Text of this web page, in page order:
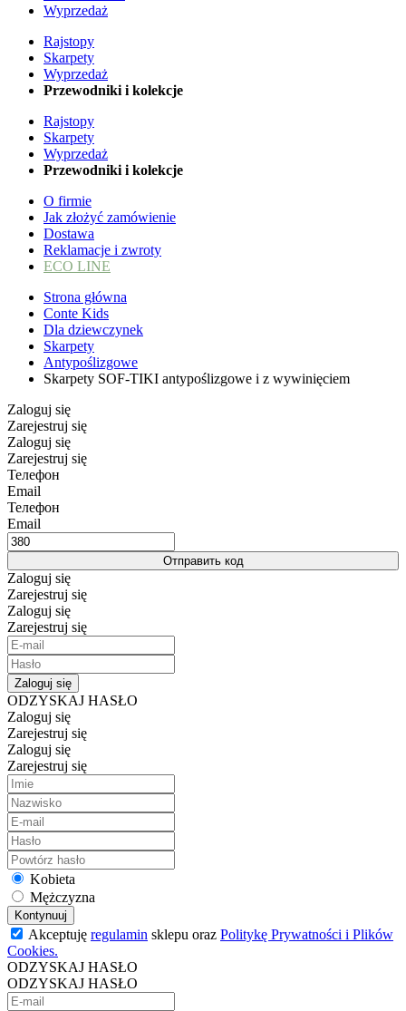
Wyprzedaż
Rajstopy
Skarpety
Wyprzedaż
Przewodniki i kolekcje
Rajstopy
Skarpety
Wyprzedaż
Przewodniki i kolekcje
O firmie
Jak złożyć zamówienie
Dostawa
Reklamacje i zwroty
ECO LINE
Strona główna
Conte Kids
Dla dziewczynek
Skarpety
Antypoślizgowe
Skarpety SOF-TIKI antypoślizgowe i z wywinięciem
Zaloguj się
Zarejestruj się
Zaloguj się
Zarejestruj się
Телефон
Email
Телефон
Email
Отправить код
Zaloguj się
Zarejestruj się
Zaloguj się
Zarejestruj się
Zaloguj się
ODZYSKAJ HASŁO
Zaloguj się
Zarejestruj się
Zaloguj się
Zarejestruj się
Kobieta
Mężczyzna
Kontynuuj
Akceptuję regulamin sklepu oraz Politykę Prywatności i Plików
Cookies.
ODZYSKAJ HASŁO
ODZYSKAJ HASŁO